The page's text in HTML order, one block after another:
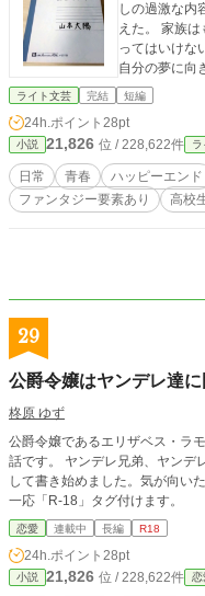
しの過激な内容が書いてあ
えた。 家族はもちろん、ドSでイジワルな姉に絶対に見つか
ってはいけない…
自分の夢に向
ライト文芸 完結 短編
24h.ポイント 28pt
小説 21,826 位 / 228,622件
日常 青春 ハッピーエンド
ファンタジー要素あり
高校
29
公爵令嬢はヤンデレ達
柊原 ゆず
公爵令嬢であるエリザベス・ラ
話です。 ヤンデレ兄弟、ヤンデ
して書き始めました。気が向い
一応「R-18」タグ付けます。
恋愛 連載中 長編 R18
24h.ポイント 28pt
小説 21,826 位 / 228,622件 恋